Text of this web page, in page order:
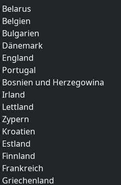
Dänemark
Portugal
und Herzegowina
Irland